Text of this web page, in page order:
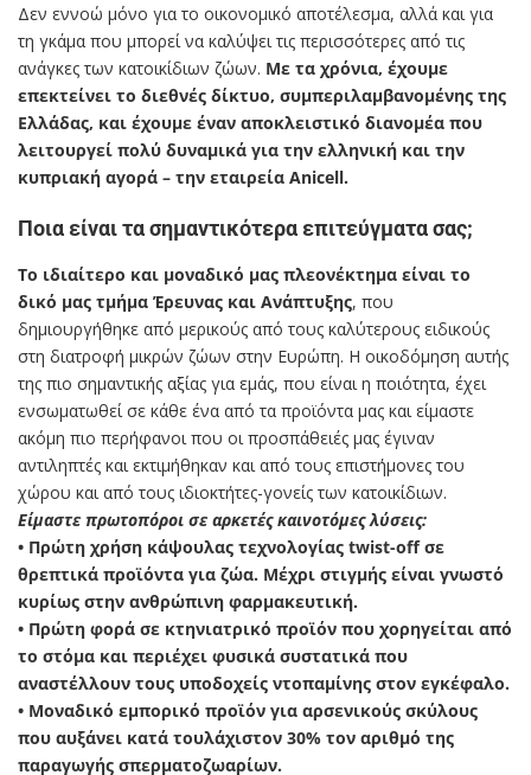
Δεν εννοώ μόνο για το οικονομικό αποτέλεσμα, αλλά και για
τη γκάμα που μπορεί να καλύψει τις περισσότερες από τις
ανάγκες των κατοικίδιων ζώων. Με τα χρόνια, έχουμε
επεκτείνει το διεθνές δίκτυο, συμπεριλαμβανομένης της
Ελλάδας, και έχουμε έναν αποκλειστικό διανομέα που
λειτουργεί πολύ δυναμικά για την ελληνική και την
κυπριακή αγορά – την εταιρεία Anicell.
Ποια είναι τα σημαντικότερα επιτεύγματα σας;
Το ιδιαίτερο και μοναδικό μας πλεονέκτημα είναι το
δικό μας τμήμα Έρευνας και Ανάπτυξης, που
δημιουργήθηκε από μερικούς από τους καλύτερους ειδικούς
στη διατροφή μικρών ζώων στην Ευρώπη. Η οικοδόμηση αυτής
της πιο σημαντικής αξίας για εμάς, που είναι η ποιότητα, έχει
ενσωματωθεί σε κάθε ένα από τα προϊόντα μας και είμαστε
ακόμη πιο περήφανοι που οι προσπάθειές μας έγιναν
αντιληπτές και εκτιμήθηκαν και από τους επιστήμονες του
χώρου και από τους ιδιοκτήτες-γονείς των κατοικίδιων.
Είμαστε πρωτοπόροι σε αρκετές καινοτόμες λύσεις:
• Πρώτη χρήση κάψουλας τεχνολογίας twist-off σε
θρεπτικά προϊόντα για ζώα. Μέχρι στιγμής είναι γνωστό
κυρίως στην ανθρώπινη φαρμακευτική.
• Πρώτη φορά σε κτηνιατρικό προϊόν που χορηγείται από
το στόμα και περιέχει φυσικά συστατικά που
αναστέλλουν τους υποδοχείς ντοπαμίνης στον εγκέφαλο.
• Μοναδικό εμπορικό προϊόν για αρσενικούς σκύλους
που αυξάνει κατά τουλάχιστον 30% τον αριθμό της
παραγωγής σπερματοζωαρίων.